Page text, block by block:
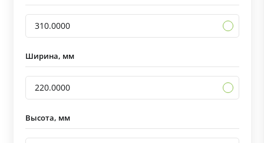
310.0000
Ширина, мм
220.0000
Высота, мм